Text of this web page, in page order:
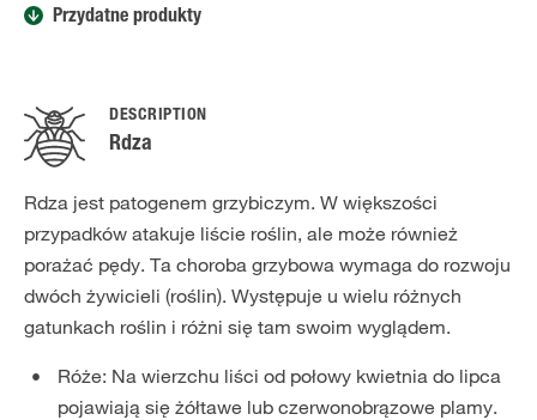
Przydatne produkty
DESCRIPTION
Rdza
Rdza jest patogenem grzybiczym. W większości
przypadków atakuje liście roślin, ale może również
porażać pędy. Ta choroba grzybowa wymaga do rozwoju
dwóch żywicieli (roślin). Występuje u wielu różnych
gatunkach roślin i różni się tam swoim wyglądem.
Róże: Na wierzchu liści od połowy kwietnia do lipca
pojawiają się żółtawe lub czerwonobrązowe plamy.